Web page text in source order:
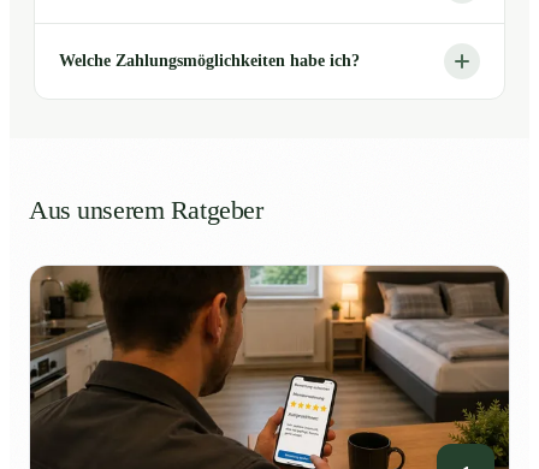
Welche Zahlungsmöglichkeiten habe ich?
Aus unserem Ratgeber